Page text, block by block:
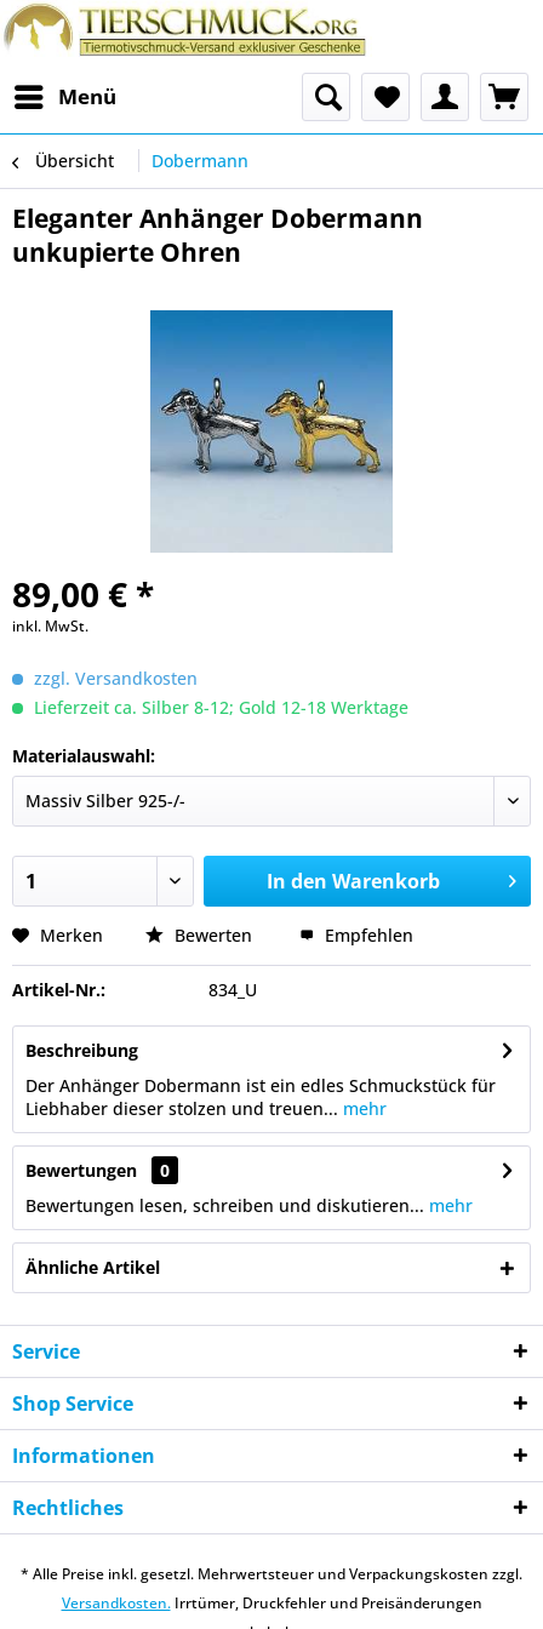
Menü
Übersicht Dobermann
Eleganter Anhänger Dobermann
unkupierte Ohren
89,00 € *
inkl. MwSt.
zzgl. Versandkosten
Lieferzeit ca. Silber 8-12; Gold 12-18 Werktage
Materialauswahl:
In den Warenkorb
Merken Bewerten Empfehlen
Artikel-Nr.: 834_U
Beschreibung
Der Anhänger Dobermann ist ein edles Schmuckstück für
Liebhaber dieser stolzen und treuen... mehr
Bewertungen
0
Bewertungen lesen, schreiben und diskutieren... mehr
Ähnliche Artikel
Service
Shop Service
Informationen
Rechtliches
* Alle Preise inkl. gesetzl. Mehrwertsteuer und Verpackungskosten zzgl.
Versandkosten.Irrtümer, Druckfehler und Preisänderungen